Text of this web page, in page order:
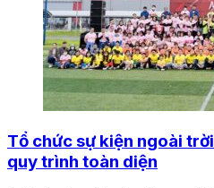
Tổ chức sự kiện ngoài
quy trình toàn diện